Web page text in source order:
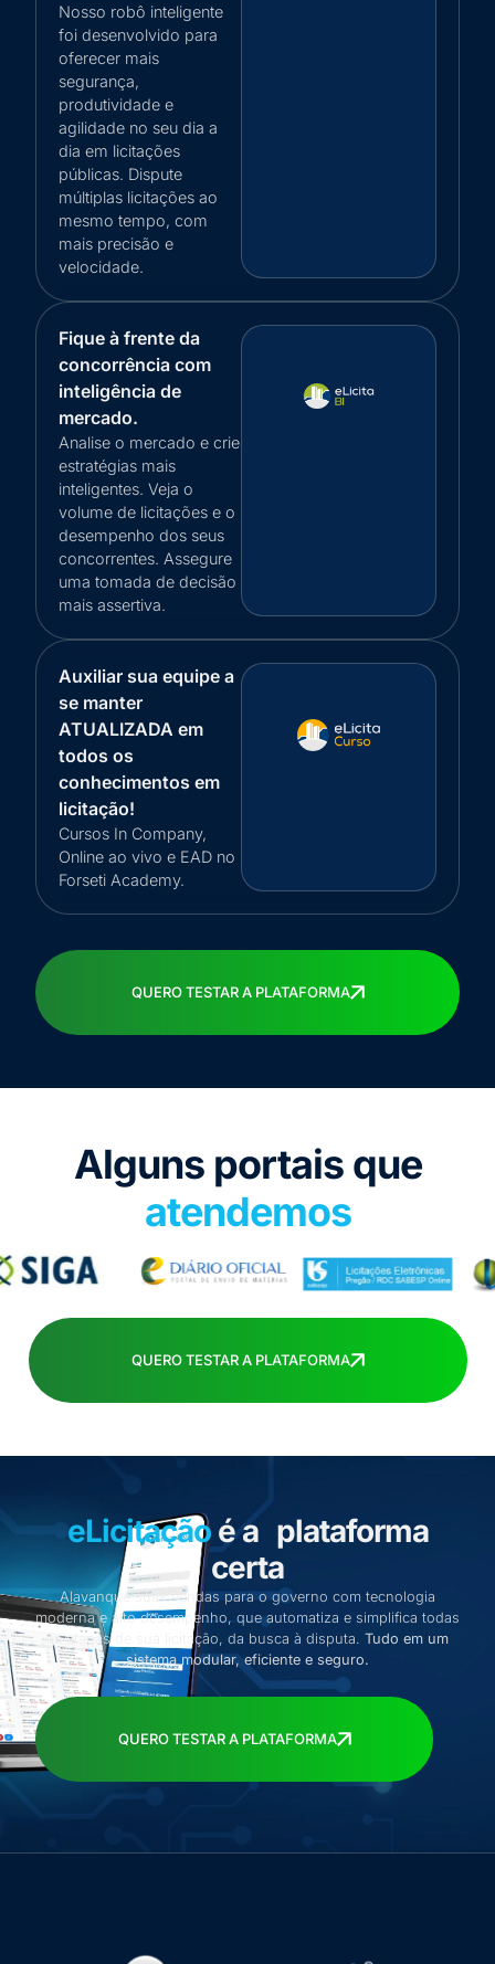
Nosso robô inteligente
foi desenvolvido para
oferecer mais
segurança,
produtividade e
agilidade no seu dia a
dia em licitações
públicas. Dispute
múltiplas licitações ao
mesmo tempo, com
mais precisão e
velocidade.
Fique à frente da
concorrência com
inteligência de
mercado.
Analise o mercado e crie
estratégias mais
inteligentes. Veja o
volume de licitações e o
desempenho dos seus
concorrentes. Assegure
uma tomada de decisão
mais assertiva.
Auxiliar sua equipe a
se manter
ATUALIZADA em
todos os
conhecimentos em
licitação!
Cursos In Company,
Online ao vivo e EAD no
Forseti Academy.
QUERO TESTAR A PLATAFORMA
Alguns portais que
atendemos
QUERO TESTAR A PLATAFORMA
eLicitaçãoé a plataforma
certa
Alavanque suas vendas para o governo com tecnologia
moderna e alto desempenho, que automatiza e simplifica todas
as etapas de sua licitação, da busca à disputa. Tudo em um
sistema modular, eficiente e seguro.
QUERO TESTAR A PLATAFORMA